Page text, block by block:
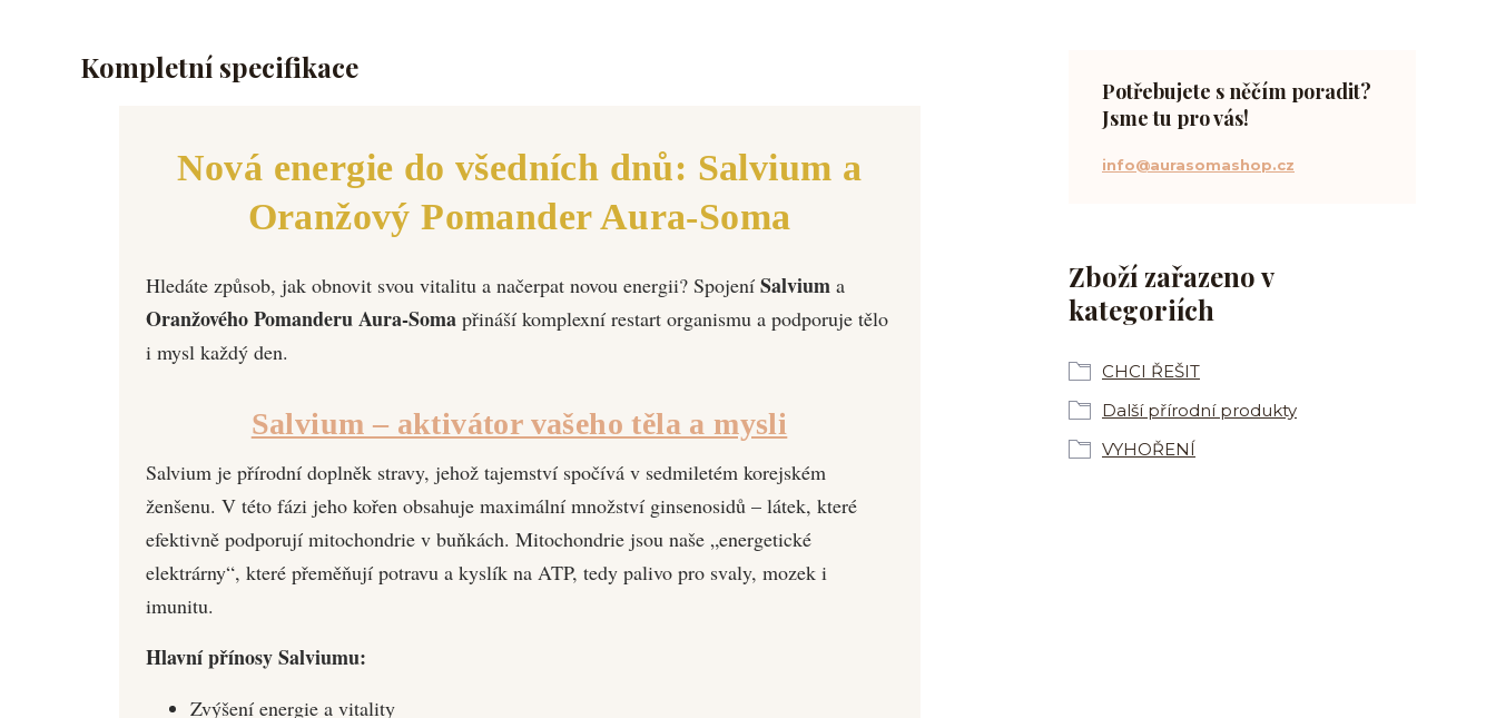
Kompletní specifikace
Nová energie do všedních dnů: Salvium a
Oranžový Pomander Aura-Soma
Hledáte způsob, jak obnovit svou vitalitu a načerpat novou energii? Spojení Salvium a
Oranžového Pomanderu Aura-Somapřináší komplexní restart organismu a podporuje tělo
i mysl každý den.
Salvium – aktivátor vašeho těla a mysli
Salvium je přírodní doplněk stravy, jehož tajemství spočívá v sedmiletém korejském
ženšenu. V této fázi jeho kořen obsahuje maximální množství ginsenosidů – látek, které
efektivně podporují mitochondrie v buňkách. Mitochondrie jsou naše „energetické
elektrárny“, které přeměňují potravu a kyslík na ATP, tedy palivo pro svaly, mozek i
imunitu.
Hlavní přínosy Salviumu:
Zvýšení energie a vitality
Zboží zařazeno v
kategoriích
CHCI ŘEŠIT
Další přírodní produkty
VYHOŘENÍ
Potřebujete s něčím poradit?
Jsme tu pro vás!
info@aurasomashop.cz